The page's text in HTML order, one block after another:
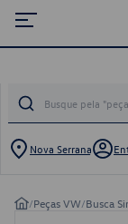
Nova Serrana
/Peças VW/Busca